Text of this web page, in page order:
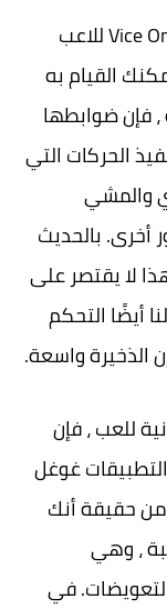
وبالمثل ، كعالم مفتوح جيد ، يوفر Vice Online للاعب
القيام به
، فإن ضوابطها
الحركات التي
والمشي
أخرى. بالحديث
لا يقتصر على
أيضًا التحكم
الذخيرة واسعة.
للعب ، فإن
غوغل
حقيقة أنك
، وهي
في